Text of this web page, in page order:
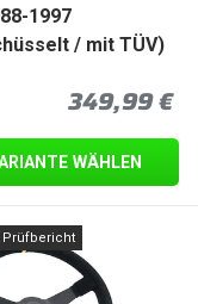
1997
/ mit TÜV)
Normaler
349,99 €
WÄHLEN
Prüfbericht